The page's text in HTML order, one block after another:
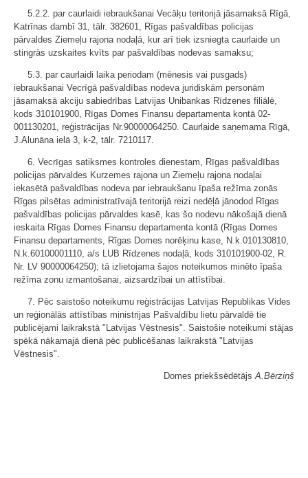
5.2.2. par caurlaidi iebraukšanai Vecāķu teritorijā jāsamaksā Rīgā,
Katrīnas dambī 31, tālr. 382601, Rīgas pašvaldības policijas
pārvaldes Ziemeļu rajona nodaļā, kur arī tiek izsniegta caurlaide un
stingrās uzskaites kvīts par pašvaldības nodevas samaksu;
5.3. par caurlaidi laika periodam (mēnesis vai pusgads)
iebraukšanai Vecrīgā pašvaldības nodeva juridiskām personām
jāsamaksā akciju sabiedrības Latvijas Unibankas Rīdzenes filiālē,
kods 310101900, Rīgas Domes Finansu departamenta kontā 02-
001130201, reģistrācijas Nr.90000064250. Caurlaide saņemama Rīgā,
J.Alunāna ielā 3, k-2, tālr. 7210117.
6. Vecrīgas satiksmes kontroles dienestam, Rīgas pašvaldības
policijas pārvaldes Kurzemes rajona un Ziemeļu rajona nodaļai
iekasētā pašvaldības nodeva par iebraukšanu īpaša režīma zonās
Rīgas pilsētas administratīvajā teritorijā reizi nedēļā jānodod Rīgas
pašvaldības policijas pārvaldes kasē, kas šo nodevu nākošajā dienā
ieskaita Rīgas Domes Finansu departamenta kontā (Rīgas Domes
Finansu departaments, Rīgas Domes norēķinu kase, N.k.010130810,
N.k.60100001110, a/s LUB Rīdzenes nodaļā, kods 310101900-02, R.
Nr. LV 90000064250); tā izlietojama šajos noteikumos minēto īpaša
režīma zonu izmantošanai, aizsardzībai un attīstībai.
7. Pēc saistošo noteikumu reģistrācijas Latvijas Republikas Vides
un reģionālās attīstības ministrijas Pašvaldību lietu pārvaldē tie
publicējami laikrakstā "Latvijas Vēstnesis". Saistošie noteikumi stājas
spēkā nākamajā dienā pēc publicēšanas laikrakstā "Latvijas
Vēstnesis".
Domes priekšsēdētājsA.Bērziņš